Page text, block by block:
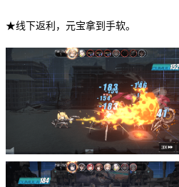
★线下返利，元宝拿到手软。